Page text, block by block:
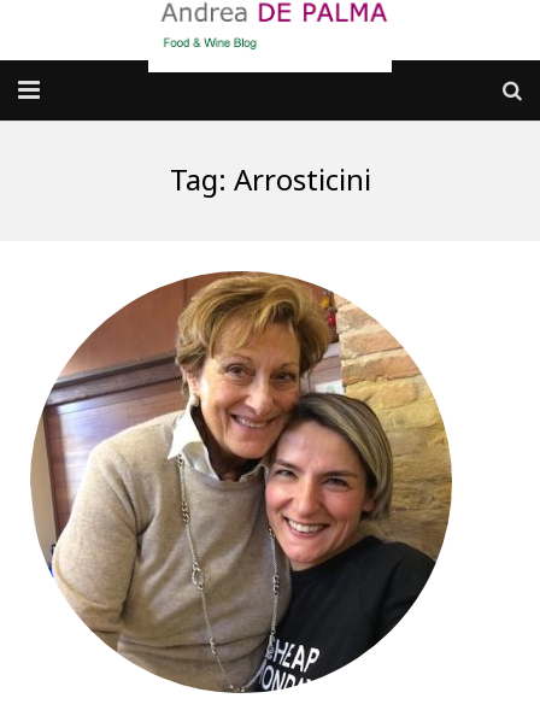
dove MANGIARE
cosa CUCINARE
dove ANDARE
Punti di vista e approfondimenti
Contatti
Tag: Arrosticini